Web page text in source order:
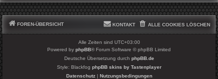
FOREN-ÜBERSICHT ALLE COOKIES LÖSCHEN
KONTAKT
Alle Zeiten sind UTC+03:00
Powered by phpBB® Forum Software © phpBB Limited
Deutsche Übersetzung durch phpBB.de
Style: Blackfog phpBB skins by Tastenplayer
Datenschutz| Nutzungsbedingungen